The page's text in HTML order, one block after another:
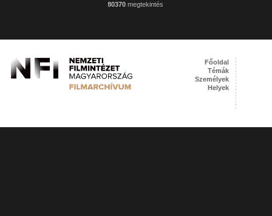
80370 megtekintés
Főoldal
Témák
Személyek
Helyek